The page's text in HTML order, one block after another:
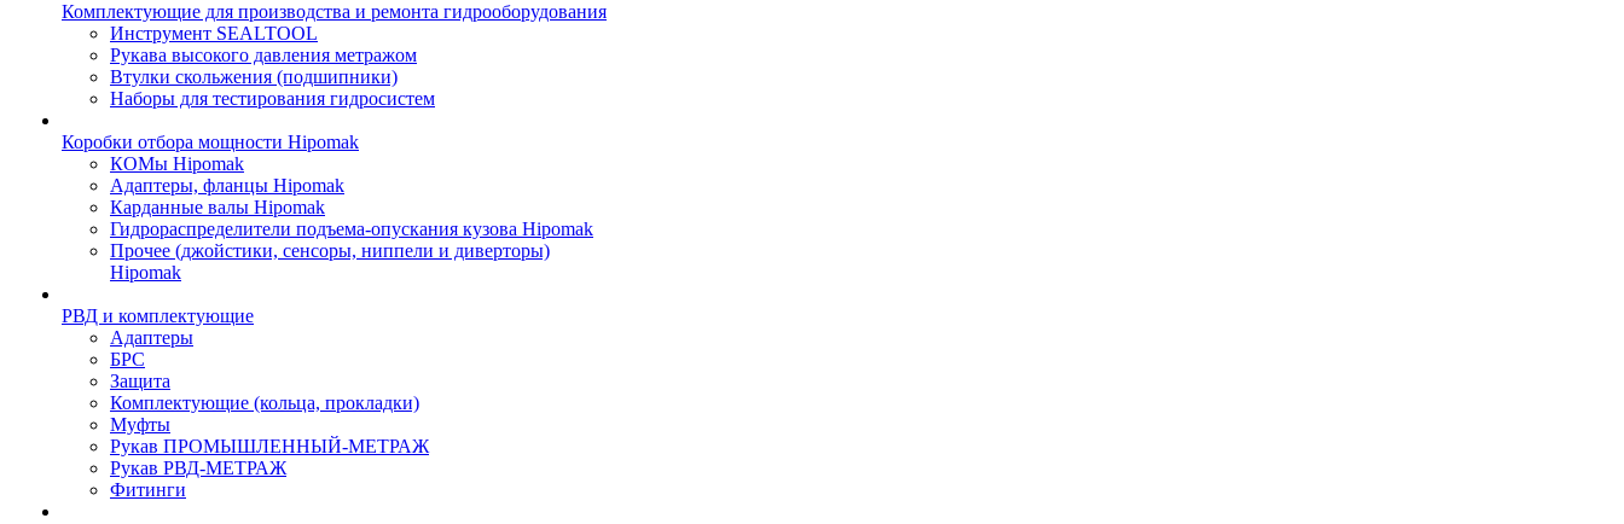
Комплектующие для производства и ремонта гидрооборудования
Инструмент SEALTOOL
Рукава высокого давления метражом
Втулки скольжения (подшипники)
Наборы для тестирования гидросистем
Коробки отбора мощности Hipomak
КОМы Hipomak
Адаптеры, фланцы Hipomak
Карданные валы Hipomak
Гидрораспределители подъема-опускания кузова Hipomak
Прочее (джойстики, сенсоры, ниппели и диверторы)
Hipomak
РВД и комплектующие
Адаптеры
БРС
Защита
Комплектующие (кольца, прокладки)
Муфты
Рукав ПРОМЫШЛЕННЫЙ-МЕТРАЖ
Рукав РВД-МЕТРАЖ
Фитинги